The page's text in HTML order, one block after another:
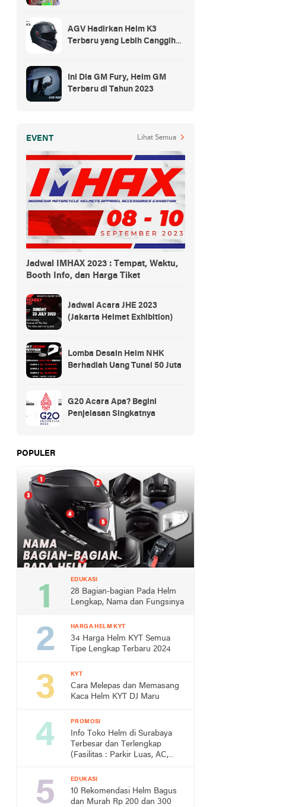
AGV Hadirkan Helm K3
Terbaru yang Lebih Canggih
Ini Dia GM Fury, Helm GM
Terbaru di Tahun 2023
EVENT Lihat Semua
Jadwal IMHAX 2023 : Tempat, Waktu,
Booth Info, dan Harga Tiket
Jadwal Acara JHE 2023
(Jakarta Helmet Exhibition)
Lomba Desain Helm NHK
Berhadiah Uang Tunai 50 Juta
G20 Acara Apa? Begini
Penjelasan Singkatnya
POPULER
EDUKASI
28 Bagian-bagian Pada Helm
Lengkap, Nama dan Fungsinya
HARGA HELM KYT
34 Harga Helm KYT Semua
Tipe Lengkap Terbaru 2024
KYT
Cara Melepas dan Memasang
Kaca Helm KYT DJ Maru
PROMOSI
Info Toko Helm di Surabaya
Terbesar dan Terlengkap
(Fasilitas : Parkir Luas, AC,
EDUKASI
10 Rekomendasi Helm Bagus
dan Murah Rp 200 dan 300